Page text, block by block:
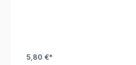
5,80 €*